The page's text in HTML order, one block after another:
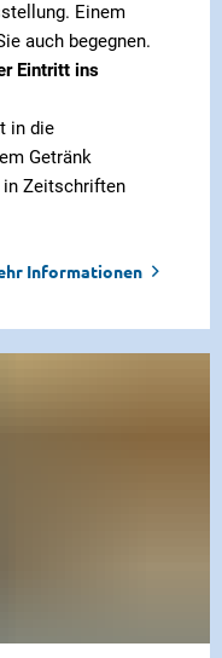
Einem
auch begegnen.
Eintritt ins
in die
Getränk
in Zeitschriften
Informationen